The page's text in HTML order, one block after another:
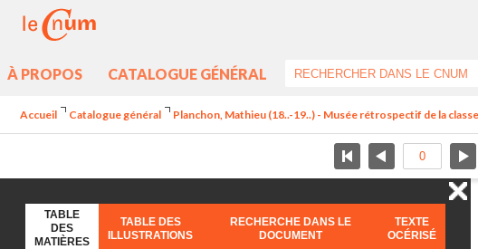
À PROPOS CATALOGUE GÉNÉRAL
Accueil Catalogue général Planchon, Mathieu (18..-19..) - Musée rétrospectif de la
TABLE
DES
MATIÈRES
TABLE DES
ILLUSTRATIONS
RECHERCHE DANS LE
DOCUMENT
TEXTE
OCÉRISÉ